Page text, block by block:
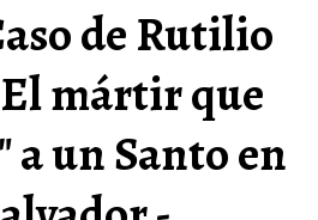
de Rutilio
mártir que
a un Santo en